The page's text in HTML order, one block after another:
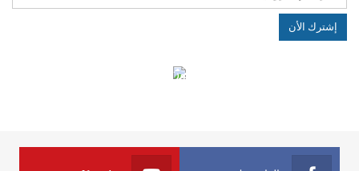
الهياكل الخاضعة لقانون النفاذ إلى المعلومة